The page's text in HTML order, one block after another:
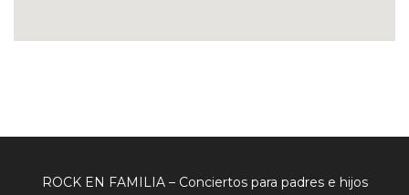
ROCK EN FAMILIA – Conciertos para padres e hijos